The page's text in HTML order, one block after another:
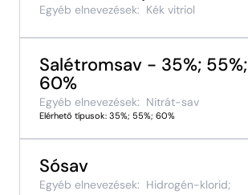
Egyéb elnevezések: Kék vitriol
Salétromsav - 35%; 55%;
60%
Egyéb elnevezések: Nitrát-sav
Elérhető típusok: 35%; 55%; 60%
Sósav
Egyéb elnevezések: Hidrogén-klorid;